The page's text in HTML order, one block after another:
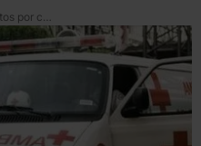
Aumenta a 20 la cifra de muertos por choque de tren y autobús en Nuevo León